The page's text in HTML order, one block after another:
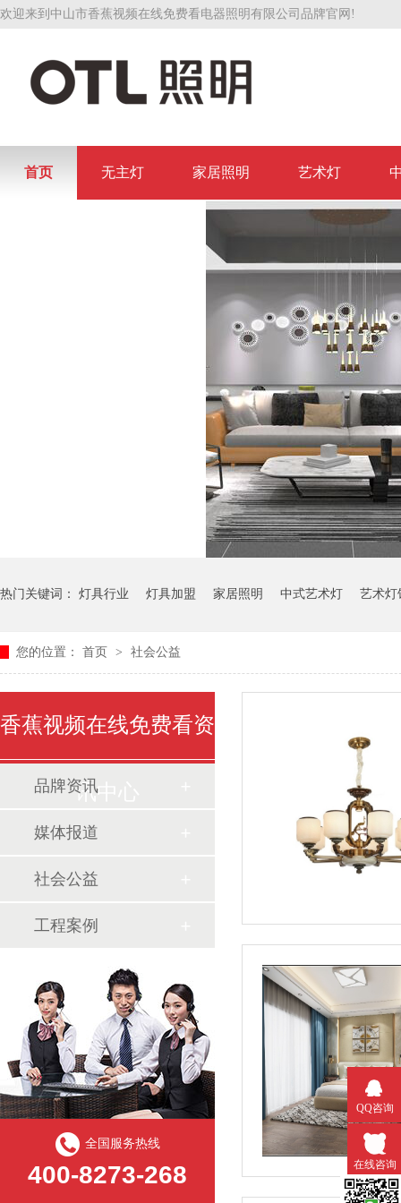
欢迎来到中山市香蕉视频在线免费看电器照明有限公司品牌官网!
首页 无主灯 家居照明 艺术灯
热门关键词： 灯具行业 灯具加盟 家居照明 中式艺术灯 艺术灯
您的位置： 首页 > 社会公益
香蕉视频在线免费看资
讯中心
品牌资讯
媒体报道
社会公益
工程案例
全国服务热线
400-8273-268
QQ咨询
在线咨询